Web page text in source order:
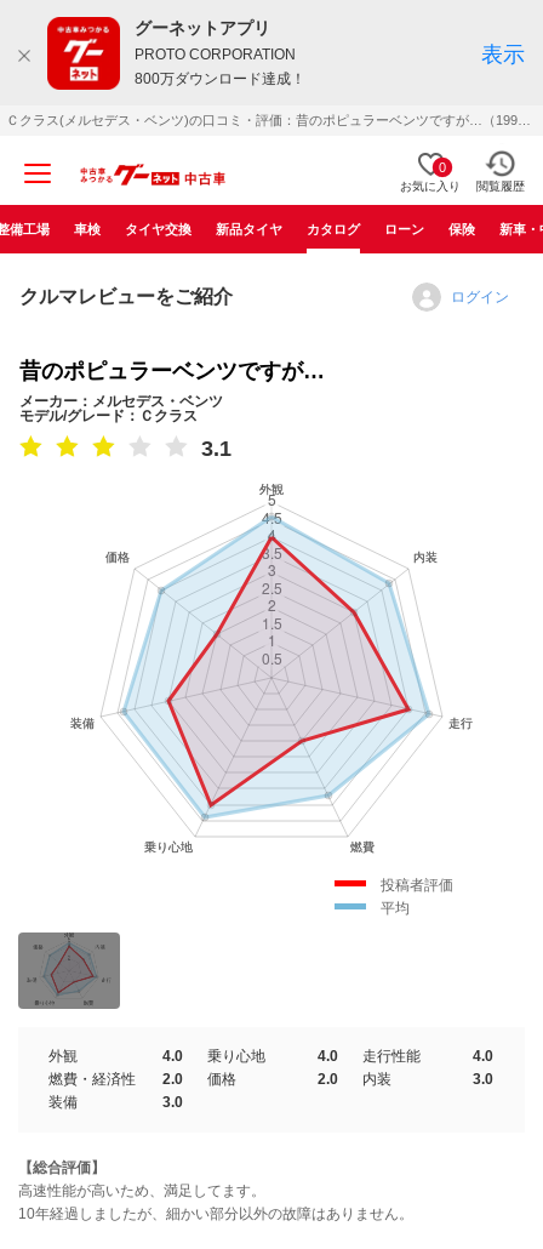
グーネットアプリ
PROTO CORPORATION
800万ダウンロード達成！
表示
0
お気に入り 閲覧履歴
備工場 車検 タイヤ交換 新品タイヤ カタログ ローン 保険 新車・
クルマレビューをご紹介 ログイン
昔のポピュラーベンツですが…
メーカー：メルセデス・ベンツ
モデル/グレード：Ｃクラス
3.1
投稿者評価
平均
外観 4.0 乗り心地 4.0 走行性能
4.0
燃費・経済性
2.0 価格 2.0 内装
3.0
装備
3.0
【総合評価】
高速性能が高いため、満足してます。
10年経過しましたが、細かい部分以外の故障はありません。